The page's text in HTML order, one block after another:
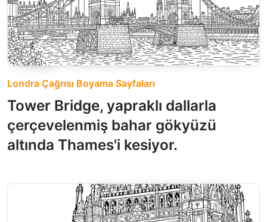
Londra Çağrısı Boyama Sayfaları
Tower Bridge, yapraklı dallarla
çerçevelenmiş bahar gökyüzü
altında Thames'i kesiyor.